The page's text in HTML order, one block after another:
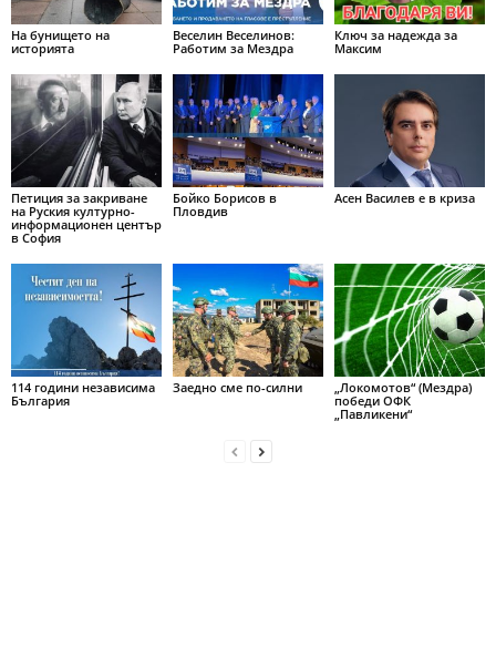
На бунището на
историята
Веселин Веселинов:
Работим за Мездра
Ключ за надежда за
Максим
Петиция за закриване
на Руския културно-
информационен център
в София
Бойко Борисов в
Пловдив
Асен Василев е в криза
114 години независима
България
Заедно сме по-силни
„Локомотов“ (Мездра)
победи ОФК
„Павликени“